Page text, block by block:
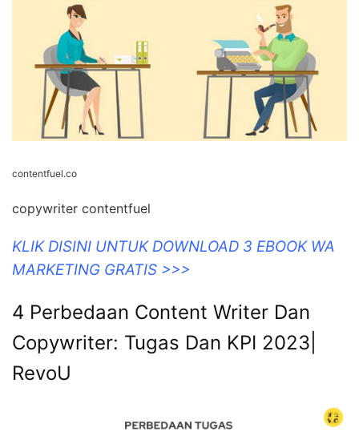
contentfuel.co
copywriter contentfuel
KLIK DISINI UNTUK DOWNLOAD 3 EBOOK WA
MARKETING GRATIS >>>
4 Perbedaan Content Writer Dan
Copywriter: Tugas Dan KPI 2023|
RevoU